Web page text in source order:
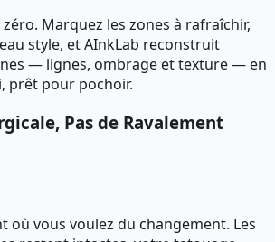
Marquez les zones à rafraîchir,
style, et AInkLab reconstruit
— lignes, ombrage et texture — en
prêt pour pochoir.
Pas de Ravalement
où vous voulez du changement. Les